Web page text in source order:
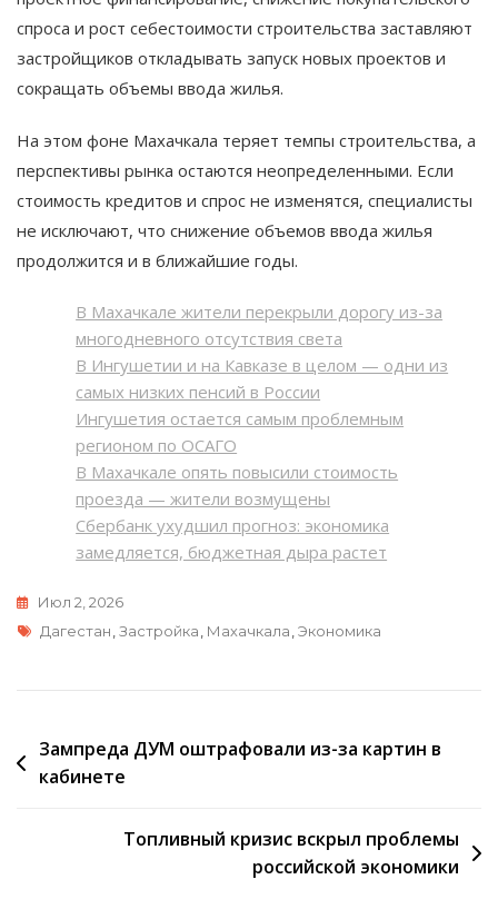
спроса и рост себестоимости строительства заставляют
застройщиков откладывать запуск новых проектов и
сокращать объемы ввода жилья.
На этом фоне Махачкала теряет темпы строительства, а
перспективы рынка остаются неопределенными. Если
стоимость кредитов и спрос не изменятся, специалисты
не исключают, что снижение объемов ввода жилья
продолжится и в ближайшие годы.
В Махачкале жители перекрыли дорогу из-за
многодневного отсутствия света
В Ингушетии и на Кавказе в целом — одни из
самых низких пенсий в России
Ингушетия остается самым проблемным
регионом по ОСАГО
В Махачкале опять повысили стоимость
проезда — жители возмущены
Сбербанк ухудшил прогноз: экономика
замедляется, бюджетная дыра растет
Июл 2, 2026
Метки
Дагестан Застройка Махачкала Экономика
Навигация
по
Зампреда ДУМ оштрафовали из-за картин в
кабинете
Топливный кризис вскрыл проблемы
российской экономики